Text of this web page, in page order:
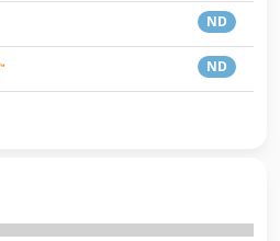
ND
ND